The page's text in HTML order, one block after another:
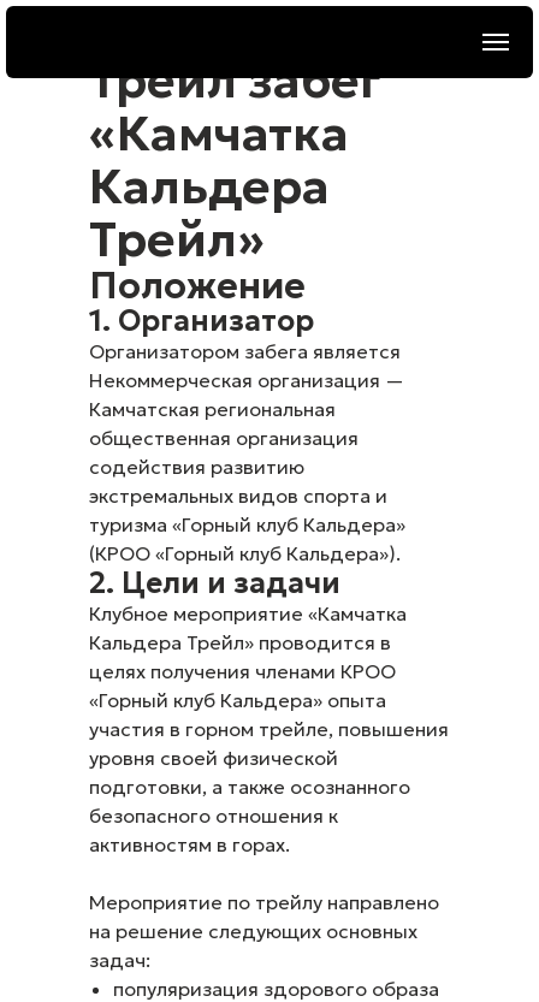
Трейл забег
«Камчатка
Кальдера
Трейл»
Положение
1. Организатор
Организатором забега является
Некоммерческая организация —
Камчатская региональная
общественная организация
содействия развитию
экстремальных видов спорта и
туризма «Горный клуб Кальдера»
(КРОО «Горный клуб Кальдера»).
2. Цели и задачи
Клубное мероприятие «Камчатка
Кальдера Трейл» проводится в
целях получения членами КРОО
«Горный клуб Кальдера» опыта
участия в горном трейле, повышения
уровня своей физической
подготовки, а также осознанного
безопасного отношения к
активностям в горах.
Мероприятие по трейлу направлено
на решение следующих основных
задач:
популяризация здорового образа